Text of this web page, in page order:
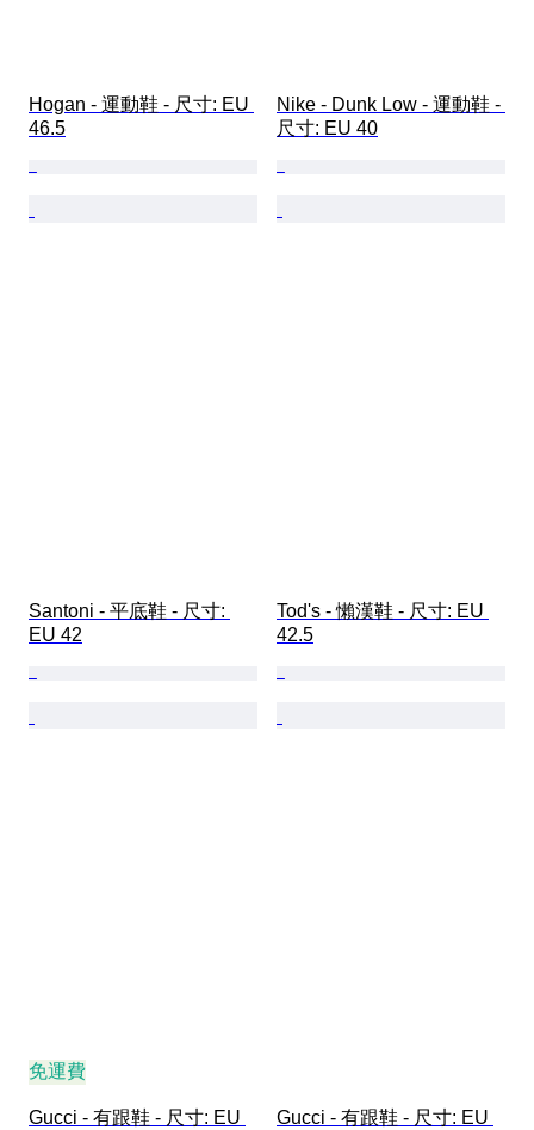
Hogan - 運動鞋 - 尺寸: EU
46.5
Nike - Dunk Low - 運動鞋 -
尺寸: EU 40
Santoni - 平底鞋 - 尺寸:
EU 42
Tod's - 懶漢鞋 - 尺寸: EU
42.5
免運費
Gucci - 有跟鞋 - 尺寸: EU
Gucci - 有跟鞋 - 尺寸: EU